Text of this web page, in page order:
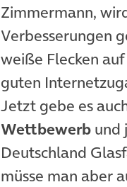
Zimmermann,
Verbesserungen
weiße Flecken
guten
Jetzt gebe es
Wettbewerb und
Deutschland
müsse man aber